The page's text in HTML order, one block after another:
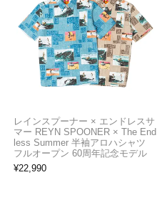
レインスプーナー × エンドレスサ
マー REYN SPOONER × The End
less Summer 半袖アロハシャツ
フルオープン 60周年記念モデル
¥22,990